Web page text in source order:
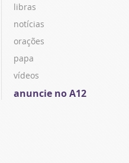
libras
notícias
orações
papa
vídeos
anuncie no A12